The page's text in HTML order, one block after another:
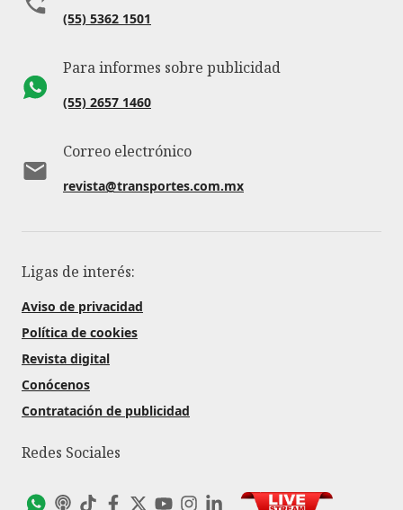
(55) 5362 1501
Para informes sobre publicidad
(55) 2657 1460
Correo electrónico
revista@transportes.com.mx
Ligas de interés:
Aviso de privacidad
Política de cookies
Revista digital
Conócenos
Contratación de publicidad
Redes Sociales